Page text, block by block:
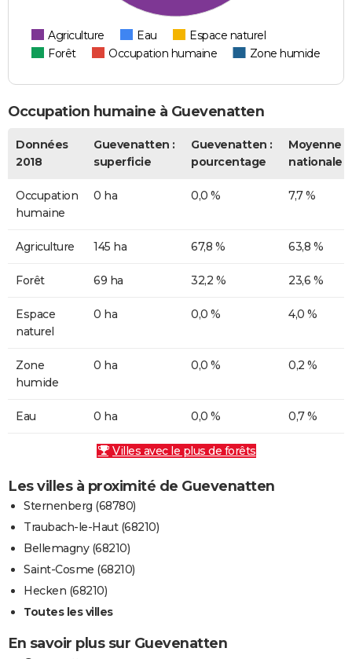
Agriculture Eau
Espace naturel
Forêt
Occupation humaine Zone humide
Occupation humaine à Guevenatten
Données
2018
Guevenatten :
superficie
Guevenatten :
pourcentage
Moyenne
nationale
Occupation
humaine
0 ha 0,0 % 7,7 %
Agriculture 145 ha 67,8 % 63,8 %
Forêt 69 ha 32,2 % 23,6 %
Espace
naturel
0 ha 0,0 % 4,0 %
Zone
humide
0 ha 0,0 % 0,2 %
Eau 0 ha 0,0 % 0,7 %
Villes avec le plus de forêts
Les villes à proximité de Guevenatten
Sternenberg (68780)
Traubach-le-Haut (68210)
Bellemagny (68210)
Saint-Cosme (68210)
Hecken (68210)
Toutes les villes
En savoir plus sur Guevenatten